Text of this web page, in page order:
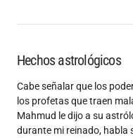
Hechos astrológicos
Cabe señalar que los
los profetas que traen
Mahmud le dijo a su
durante mi reinado, habla